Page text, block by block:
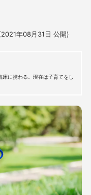
2021年08月31日 公開)
に携わる。現在は子育てをし